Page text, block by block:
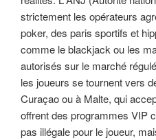
strictement les opérateurs
poker, des paris sportifs et
comme le blackjack ou les
autorisés sur le marché
les joueurs se tournent vers
Curaçao ou à Malte, qui
offrent des programmes VIP
pas illégale pour le joueur,